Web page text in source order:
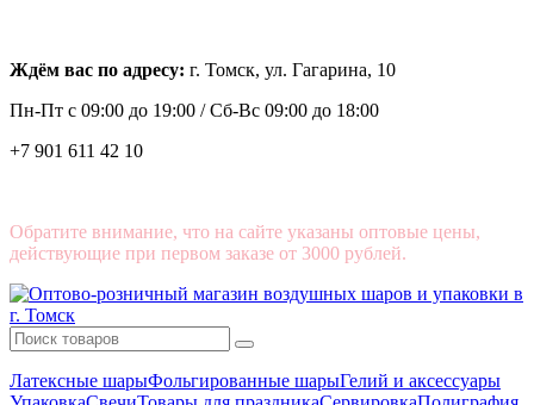
Ждём вас по адресу: г. Томск, ул. Гагарина, 10
Пн-Пт с 09:00 до 19:00 /Сб-Вс 09:00 до 18:00
+7 901 611 42 10
Обратите внимание, что на сайте указаны оптовые цены,
действующие при первом заказе от 3000 рублей.
Латексные шарыФольгированные шарыГелий и аксессуары